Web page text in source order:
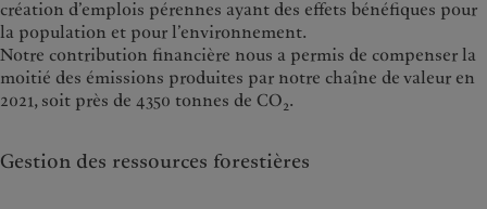
création d’emplois pérennes ayant des effets bénéfiques pour
la population et pour l’environnement.
Notre contribution financière nous a permis de compenser la
moitié des émissions produites par notre chaîne de valeur en
2021, soit près de 4350 tonnes de CO2.
Gestion des ressources forestières